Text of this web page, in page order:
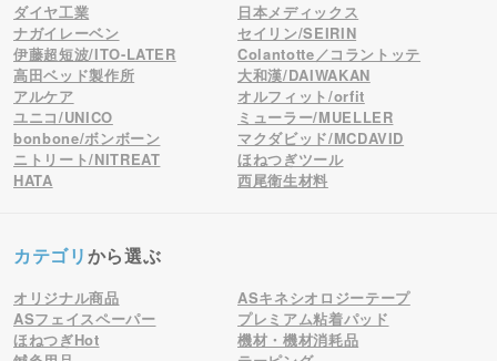
ダイヤ工業
日本メディックス
ナガイレーベン
セイリン/SEIRIN
伊藤超短波/ITO-LATER
Colantotte／コラントッテ
高田ベッド製作所
大和漢/DAIWAKAN
アルケア
オルフィット/orfit
ユニコ/UNICO
ミューラー/MUELLER
bonbone/ボンボーン
マクダビッド/MCDAVID
ニトリート/NITREAT
ほねつぎツール
HATA
西尾衛生材料
カテゴリから選ぶ
オリジナル商品
ASキネシオロジーテープ
ASフェイスペーパー
プレミアム粘着パッド
ほねつぎHot
機材・機材消耗品